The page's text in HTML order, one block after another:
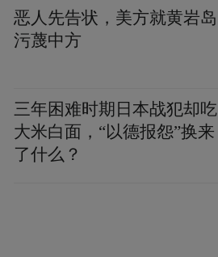
恶人先告状，美方就黄岩岛
污蔑中方
三年困难时期日本战犯却吃
大米白面，“以德报怨”换来
了什么？